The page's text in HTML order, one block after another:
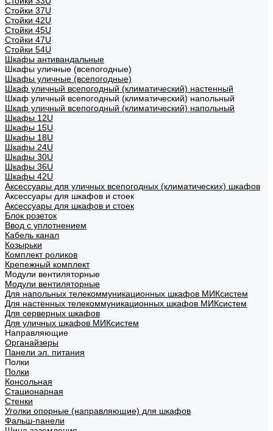
Стойки 37U
Стойки 42U
Стойки 45U
Стойки 47U
Стойки 54U
Шкафы антивандальные
Шкафы уличные (всепогодные)
Шкафы уличные (всепогодные)
Шкаф уличный всепогодный (климатический) настенный
Шкаф уличный всепогодный (климатический) напольный
Шкаф уличный всепогодный (климатический) напольный
Шкафы 12U
Шкафы 15U
Шкафы 18U
Шкафы 24U
Шкафы 30U
Шкафы 36U
Шкафы 42U
Аксессуары для уличных всепогодных (климатических) шкафов
Аксессуары для шкафов и стоек
Аксессуары для шкафов и стоек
Блок розеток
Ввод с уплотнением
Кабель канал
Козырьки
Комплект роликов
Крепежный комплект
Модули вентиляторные
Модули вентиляторные
Для напольных телекоммуникационных шкафов МИКсистем
Для настенных телекоммуникационных шкафов МИКсистем
Для серверных шкафов
Для уличных шкафов МИКсистем
Направляющие
Органайзеры
Панели эл. питания
Полки
Полки
Консольная
Стационарная
Стенки
Уголки опорные (направляющие) для шкафов
Фальш-панели